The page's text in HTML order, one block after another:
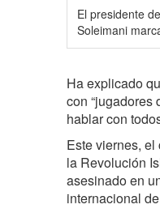
El presidente
Soleimani
Ha explicado
con “jugadores
hablar con
Este viernes,
la Revolución
asesinado en
internacional